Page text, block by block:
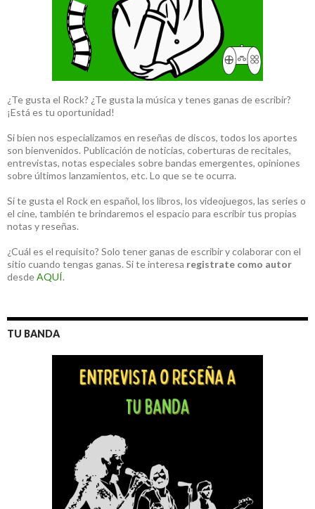
¿Te gusta el Rock? ¿Te gusta la música y tenes ganas de escribir?
¡Está es tu oportunidad!
Si bien nos especializamos en reseñas de discos, todos los aportes
son bienvenidos. Publicación de noticias, coberturas de recitales,
entrevistas, notas especiales sobre bandas emergentes, opiniones
sobre últimos lanzamientos, etc. Lo que se te ocurra.
Si te gusta el Rock en español, los libros, los videojuegos, las series o
el cine, también te brindaremos el espacio para escribir tus propias
notas y reseñas.
¿Cuál es el requisito? Solo tener ganas de escribir y colaborar con el
sitio cuando tengas ganas. Si te interesa registrate como autor
desdeAQUÍ.
TU BANDA